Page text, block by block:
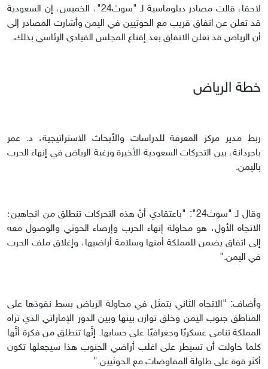
لاحقا، قالت مصادر دبلوماسية لـ "سوث24"، الخميس، إن السعودية
قد تعلن عن اتفاق قريب مع الحوثيين في اليمن وأشارت المصادر إلى
أن الرياض قد تعلن الاتفاق بعد إقناع المجلس القيادي الرئاسي بذلك.
خطة الرياض
ربط مدير مركز المعرفة للدراسات والأبحاث الاستراتيجية، د. عمر
باجردانة، بين التحركات السعودية الأخيرة ورغبة الرياض في إنهاء الحرب
باليمن.
وقال لـ "سوث24": "باعتقادي أنَّ هذه التحركات تنطلق من اتجاهين؛
الاتجاه الأول، هو محاولة إنهاء الحرب وإرضاء الحوثي والوصول معه
إلى اتفاق يضمن للمملكة أمنها وسلامة أراضيها، وإغلاق ملف الحرب
في اليمن."
وأضاف: "الاتجاه الثاني يتمثل في محاولة الرياض بسط نفوذها على
المناطق جنوب اليمن وخلق توازن بينها وبين الدور الإماراتي الذي تراه
المملكة تنامى عسكريًا وجغرافيًا على حسابها. إنَّها تنطلق من فكرة أنَّها
كلما حاولت أن تسيطر على اغلب أراضي الجنوب هذا سيجعلها تكون
أكثر قوة على طاولة المفاوضات مع الحوثيين."